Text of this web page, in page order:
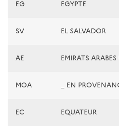
EG EGYPTE
SV EL SALVADOR
AE EMIRATS
MOA _ EN
EC EQUATEUR